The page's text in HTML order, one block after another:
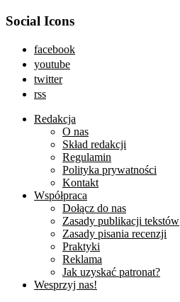
Social Icons
facebook
youtube
twitter
rss
Redakcja
O nas
Skład redakcji
Regulamin
Polityka prywatności
Kontakt
Współpraca
Dołącz do nas
Zasady publikacji tekstów
Zasady pisania recenzji
Praktyki
Reklama
Jak uzyskać patronat?
Wesprzyj nas!